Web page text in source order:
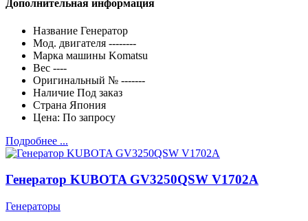
Дополнительная информация
Название Генератор
Мод. двигателя --------
Марка машины Komatsu
Вес ----
Оригинальный № -------
Наличие Под заказ
Страна Япония
Цена: По запросу
Подробнее ...
Генератор KUBOTA GV3250QSW V1702A
Генераторы